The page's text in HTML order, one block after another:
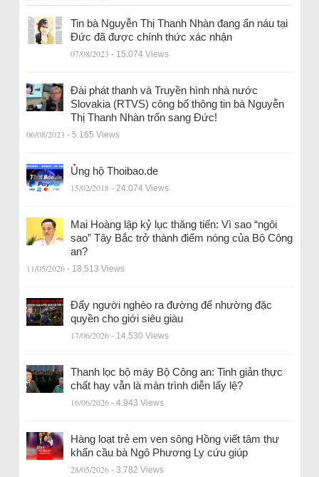
Tin bà Nguyễn Thị Thanh Nhàn đang ẩn náu tại
Đức đã được chính thức xác nhận
07/08/2023 - 15.074 Views
Đài phát thanh và Truyền hình nhà nước
Slovakia (RTVS) công bố thông tin bà Nguyễn
Thị Thanh Nhàn trốn sang Đức!
06/08/2023 - 5.165 Views
Ủng hộ Thoibao.de
15/02/2018 - 24.074 Views
Mai Hoàng lập kỷ lục thăng tiến: Vì sao “ngôi
sao” Tây Bắc trở thành điểm nóng của Bộ Công
an?
11/05/2026 - 18.513 Views
Đẩy người nghèo ra đường để nhường đặc
quyền cho giới siêu giàu
17/06/2026 - 14.530 Views
Thanh lọc bộ máy Bộ Công an: Tinh giản thực
chất hay vẫn là màn trình diễn lấy lệ?
16/06/2026 - 4.943 Views
Hàng loạt trẻ em ven sông Hồng viết tâm thư
khẩn cầu bà Ngô Phương Ly cứu giúp
28/05/2026 - 3.782 Views